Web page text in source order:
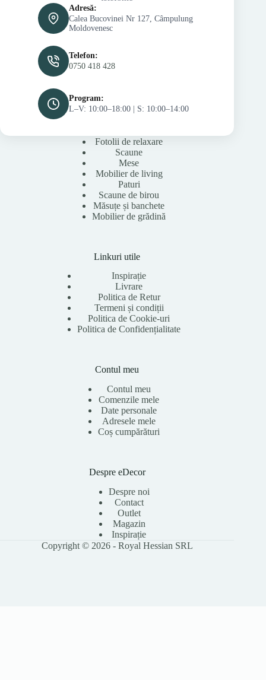
Adresă:
Calea Bucovinei Nr 127, Câmpulung
Moldovenesc
Telefon:
0750 418 428
Program:
L–V: 10:00–18:00 | S: 10:00–14:00
Fotolii de relaxare
Scaune
Mese
Mobilier de living
Paturi
Scaune de birou
Măsuțe și banchete
Mobilier de grădină
Linkuri utile
Inspirație
Livrare
Politica de Retur
Termeni și condiții
Politica de Cookie-uri
Politica de Confidențialitate
Contul meu
Contul meu
Comenzile mele
Date personale
Adresele mele
Coș cumpărături
Despre eDecor
Despre noi
Contact
Outlet
Magazin
Inspirație
Copyright © 2026 - Royal Hessian SRL